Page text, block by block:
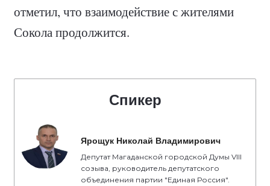
отметил, что взаимодействие с жителями
Сокола продолжится.
Спикер
Ярощук Николай Владимирович
Депутат Магаданской городской Думы VIII
созыва, руководитель депутатского
объединения партии "Единая Россия".